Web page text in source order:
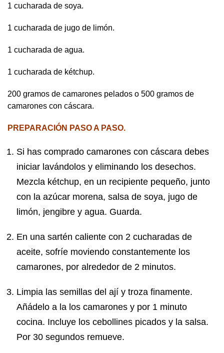
1 cucharada de soya.
1 cucharada de jugo de limón.
1 cucharada de agua.
1 cucharada de kétchup.
200 gramos de camarones pelados o 500 gramos de
camarones con cáscara.
PREPARACIÓN PASO A PASO.
Si has comprado camarones con cáscara debes
iniciar lavándolos y eliminando los desechos.
Mezcla kétchup, en un recipiente pequeño, junto
con la azúcar morena, salsa de soya, jugo de
limón, jengibre y agua. Guarda.
En una sartén caliente con 2 cucharadas de
aceite, sofríe moviendo constantemente los
camarones, por alrededor de 2 minutos.
Limpia las semillas del ají y troza finamente.
Añádelo a la los camarones y por 1 minuto
cocina. Incluye los cebollines picados y la salsa.
Por 30 segundos remueve.